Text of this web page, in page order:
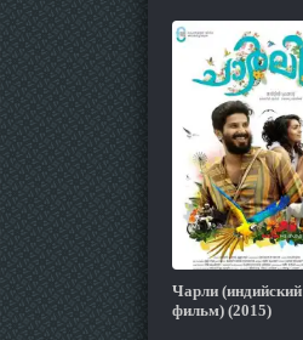
Чарли (индийский
фильм) (2015)